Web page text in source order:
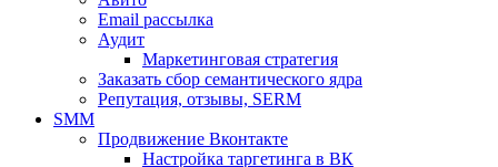
Email рассылка
Аудит
Маркетинговая стратегия
Заказать сбор семантического ядра
Репутация, отзывы, SERM
SMM
Продвижение Вконтакте
Настройка таргетинга в ВК